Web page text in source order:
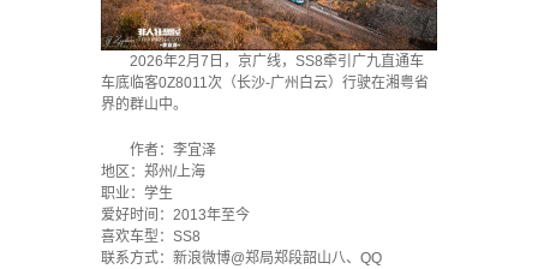
2026年2月7日，京广线，SS8牵引广九直通车
车底临客0Z8011次（长沙-广州白云）行驶在湘粤省
界的群山中。
作者：李宜泽
地区：郑州/上海
职业：学生
爱好时间：2013年至今
喜欢车型：SS8
联系方式：新浪微博@郑局郑段韶山八、QQ